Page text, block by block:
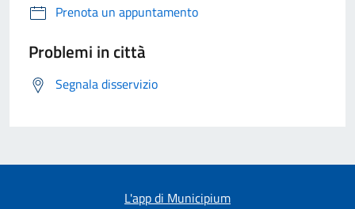
Prenota un appuntamento
Problemi in città
Segnala disservizio
L'app di Municipium